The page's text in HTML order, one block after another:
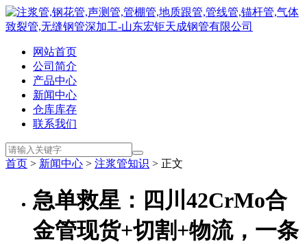
网站首页
公司简介
产品中心
新闻中心
仓库库存
联系我们
首页 > 新闻中心 > 注浆管知识 > 正文
急单救星：四川42CrMo合
金管现货+切割+物流，一条